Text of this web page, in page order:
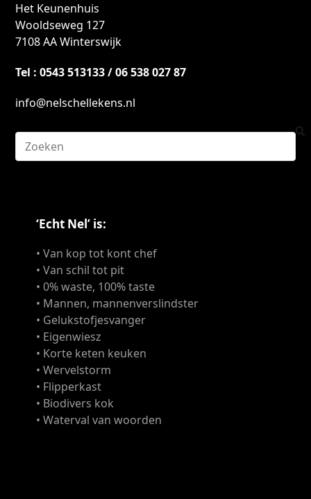
Het Keunenhuis
Wooldseweg 127
7108 AA Winterswijk
Tel : 0543 513133 / 06 538 027 87
info@nelschellekens.nl
Search
‘Echt Nel’ is:
• Van kop tot kont chef
• Van schil tot pit
• 0% waste, 100% taste
• Mannen, mannenverslindster
• Gelukstofjesvanger
• Eigenwiesz
• Korte keten keuken
• Wervelstorm
• Flipperkast
• Biodivers kok
• Waterval van woorden